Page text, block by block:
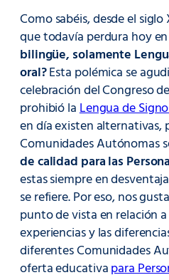
Como sabéis, desde el
que todavía perdura hoy
bilingüe, solamente
oral?Esta polémica se
celebración del Congreso
prohibió laLengua de
en día existen alternativas,
Comunidades Autónomas
de calidad para las
estas siempre en
se refiere. Por eso, nos
punto de vista en relación
experiencias y las
diferentes Comunidades
oferta educativapara